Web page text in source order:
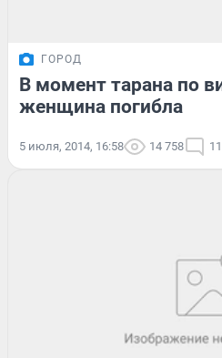
ГОРОД
В момент тарана по
женщина погибла
5 июля, 2014, 16:58 14 758 11